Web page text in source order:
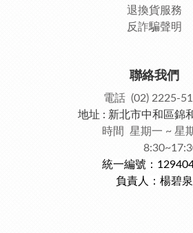
退換貨服務
反詐騙聲明
聯絡我們
電話 (02) 2225-
地址 : 新北市中和區錦
時間 星期一 ~ 星
統一編號：
負責人：楊碧泉